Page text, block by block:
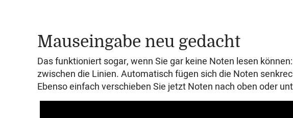
Mauseingabe neu gedacht
Das funktioniert sogar, wenn Sie gar keine Noten lesen
zwischen die Linien. Automatisch fügen sich die Noten
Ebenso einfach verschieben Sie jetzt Noten nach oben oder